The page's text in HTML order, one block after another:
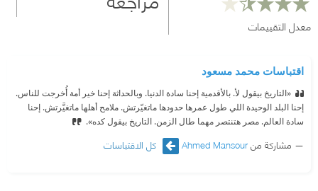
معدل التقييمات
اقتباسات محمد مسعود
«التاريخ بيقول لأ. بالأقدمية إحنا سادة الدنيا. وبالحداثة إحنا خير أمة أُخرجت للناس.
إحنا البلد الوحيدة اللي طول عمرها حدودها ماتغيّرتش. ملامح أهلها ماتغيَّرتش. إحنا
سادة العالم. مصر هتنتصر مهما طال الزمن. التاريخ بيقول كده».
مشاركة منAhmed Mansour كل الاقتباسات